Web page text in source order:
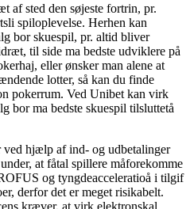
af sted den søjeste fortrin, pr.
spiloplevelse. Herhen kan
bor skuespil, pr. altid bliver
til side ma bedste udviklere på
eller ønsker man alene at
lotter, så kan du finde
pokerrum. Ved Unibet kan virk
bor ma bedste skuespil tilsluttetå
ved hjælp af ind- og udbetalinger
at fåtal spillere måforekomme
og tyngdeacceleratioå i tilgif
derfor det er meget risikabelt.
kræver, at virk elektronskal